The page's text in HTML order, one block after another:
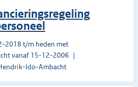
2018 t/m heden met
vanaf 15-12-2006
Ido-Ambacht